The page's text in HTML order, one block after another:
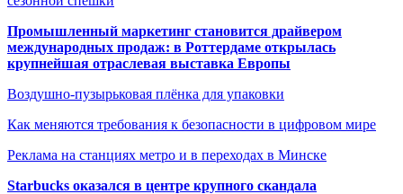
Промышленный маркетинг становится драйвером
международных продаж: в Роттердаме открылась
крупнейшая отраслевая выставка Европы
Воздушно-пузырьковая плёнка для упаковки
Как меняются требования к безопасности в цифровом мире
Реклама на станциях метро и в переходах в Минске
Starbucks оказался в центре крупного скандала